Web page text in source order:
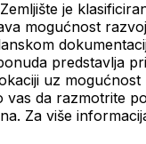
je
mogućnost
predstavlja
uz mogućnost
vas da razmotrite
Za više